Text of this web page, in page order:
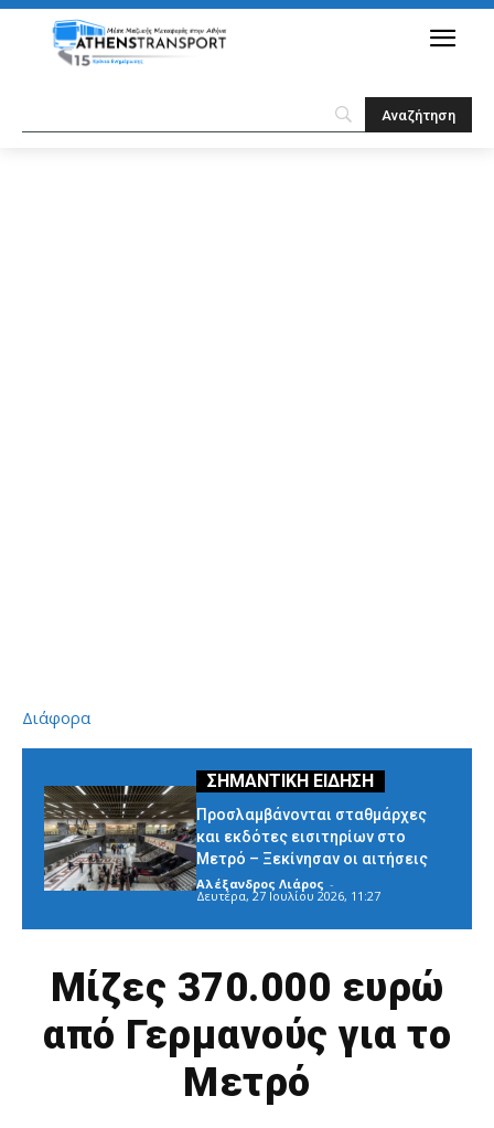
Διάφορα
Προσλαμβάνονται σταθμάρχες
και εκδότες εισιτηρίων στο
Μετρό – Ξεκίνησαν οι αιτήσεις
Αλέξανδρος Λιάρος -
Δευτέρα, 27 Ιουλίου 2026, 11:27
Μίζες 370.000 ευρώ
από Γερμανούς για το
Μετρό